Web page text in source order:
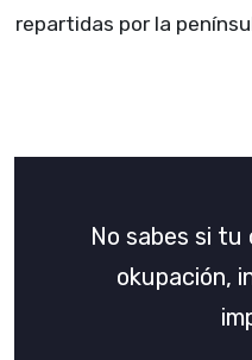
repartidas por la
No sabes si tu
okupación,